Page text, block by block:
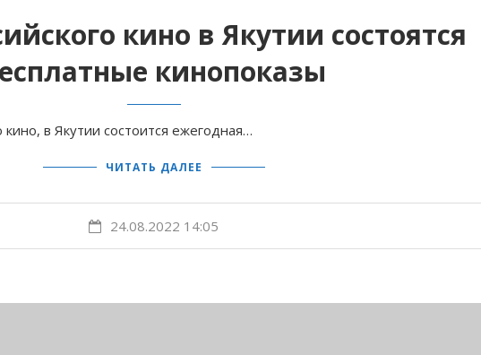
кино в Якутии состоятся
кинопоказы
кино, в Якутии состоится ежегодная…
ЧИТАТЬ ДАЛЕЕ
24.08.2022 14:05